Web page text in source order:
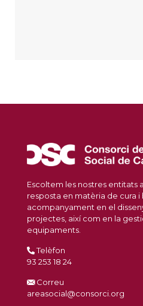
Escoltem les nostres entitats
resposta en matèria de cura
acompanyament en el
projectes, així com en la
equipaments.
Telèfon
93 253 18 24
Correu
areasocial@consorci.org